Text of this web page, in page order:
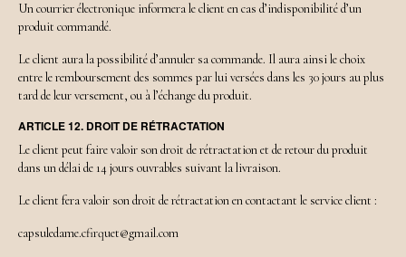
Un courrier électronique informera le client en cas d’indisponibilité d’un
produit commandé.
Le client aura la possibilité d’annuler sa commande. Il aura ainsi le choix
entre le remboursement des sommes par lui versées dans les 30 jours au plus
tard de leur versement, ou à l’échange du produit.
ARTICLE 12. DROIT DE RÉTRACTATION
Le client peut faire valoir son droit de rétractation et de retour du produit
dans un délai de 14 jours ouvrables suivant la livraison.
Le client fera valoir son droit de rétractation en contactant le service client :
capsuledame.cfirquet@gmail.com